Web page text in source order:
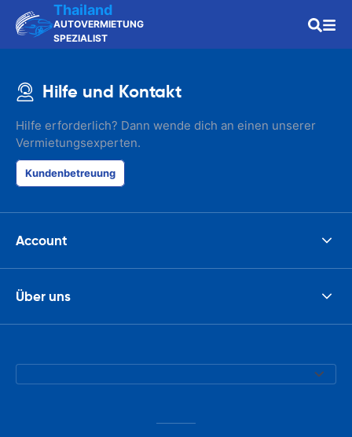
Thailand
AUTOVERMIETUNG
SPEZIALIST
Hilfe und Kontakt
Hilfe erforderlich? Dann wende dich an einen unserer
Vermietungsexperten.
Kundenbetreuung
Account
Über uns